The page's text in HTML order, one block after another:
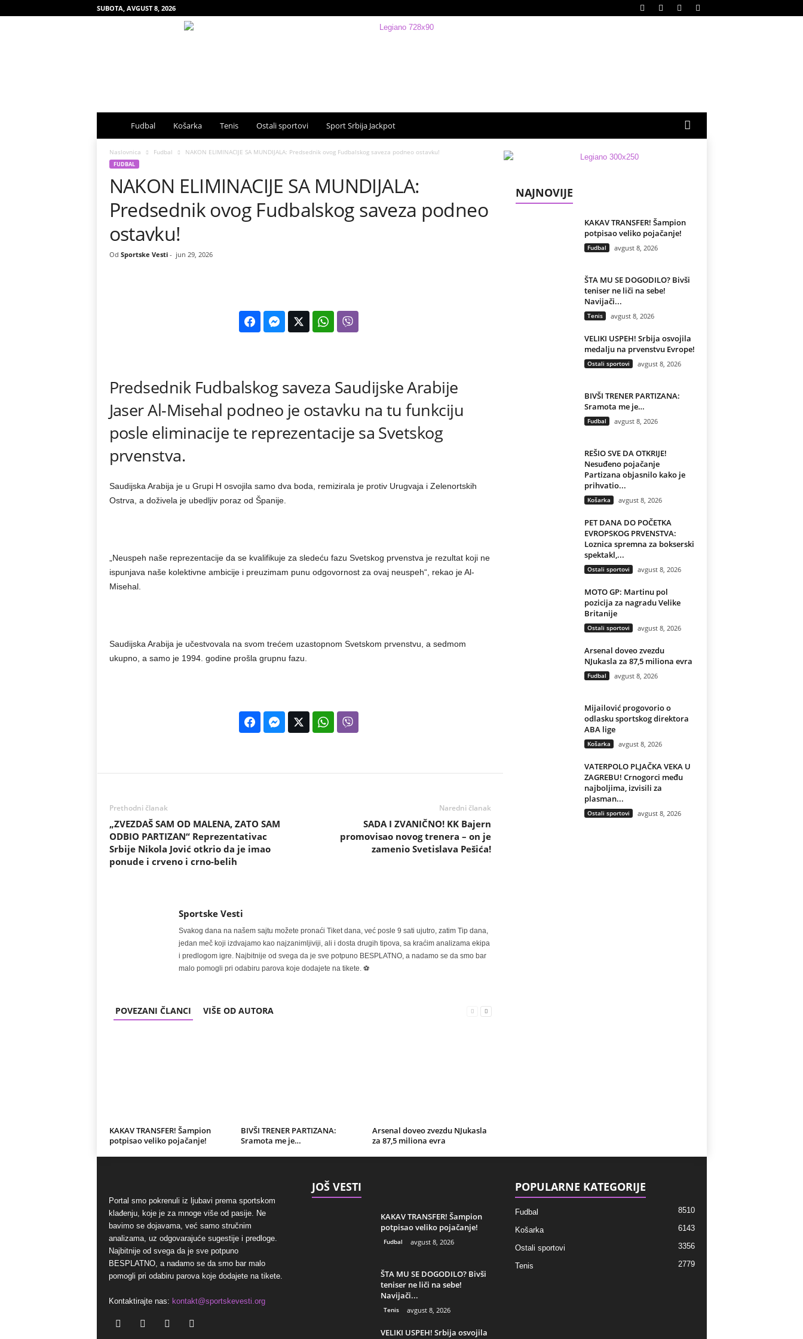
SUBOTA, AVGUST 8, 2026
p
o
t
s
s
t
i
Fudbal Košarka Tenis Ostali sportovi Sport Srbija Jackpot
Naslovnica Fudbal NAKON ELIMINACIJE SA MUNDIJALA: Predsednik ovog Fudbalskog saveza podneo ostavku!
FUDBAL
NAKON ELIMINACIJE SA MUNDIJALA:
Predsednik ovog Fudbalskog saveza podneo
ostavku!
Od Sportske Vesti- jun 29, 2026
Predsednik Fudbalskog saveza Saudijske Arabije
Jaser Al-Misehal podneo je ostavku na tu funkciju
posle eliminacije te reprezentacije sa Svetskog
prvenstva.
Saudijska Arabija je u Grupi H osvojila samo dva boda, remizirala je protiv Urugvaja i Zelenortskih
Ostrva, a doživela je ubedljiv poraz od Španije.
„Neuspeh naše reprezentacije da se kvalifikuje za sledeću fazu Svetskog prvenstva je rezultat koji ne
ispunjava naše kolektivne ambicije i preuzimam punu odgovornost za ovaj neuspeh“, rekao je Al-
Misehal.
Saudijska Arabija je učestvovala na svom trećem uzastopnom Svetskom prvenstvu, a sedmom
ukupno, a samo je 1994. godine prošla grupnu fazu.
Prethodni članak
„ZVEZDAŠ SAM OD MALENA, ZATO SAM
ODBIO PARTIZAN“ Reprezentativac
Srbije Nikola Jović otkrio da je imao
ponude i crveno i crno-belih
Naredni članak
SADA I ZVANIČNO! KK Bajern
promovisao novog trenera – on je
zamenio Svetislava Pešića!
Sportske Vesti
Svakog dana na našem sajtu možete pronaći Tiket dana, već posle 9 sati ujutro, zatim Tip dana,
jedan meč koji izdvajamo kao najzanimljiviji, ali i dosta drugih tipova, sa kraćim analizama ekipa
i predlogom igre. Najbitnije od svega da je sve potpuno BESPLATNO, a nadamo se da smo bar
malo pomogli pri odabiru parova koje dodajete na tikete. ⚽
POVEZANI ČLANCI VIŠE OD AUTORA
KAKAV TRANSFER! Šampion
potpisao veliko pojačanje!
BIVŠI TRENER PARTIZANA:
Sramota me je…
Arsenal doveo zvezdu NJukasla
za 87,5 miliona evra
NAJNOVIJE
KAKAV TRANSFER! Šampion
potpisao veliko pojačanje!
Fudbal avgust 8, 2026
ŠTA MU SE DOGODILO? Bivši
teniser ne liči na sebe!
Navijači...
Tenis avgust 8, 2026
VELIKI USPEH! Srbija osvojila
medalju na prvenstvu Evrope!
Ostali sportovi avgust 8, 2026
BIVŠI TRENER PARTIZANA:
Sramota me je…
Fudbal avgust 8, 2026
REŠIO SVE DA OTKRIJE!
Nesuđeno pojačanje
Partizana objasnilo kako je
prihvatio...
Košarka avgust 8, 2026
PET DANA DO POČETKA
EVROPSKOG PRVENSTVA:
Loznica spremna za bokserski
spektakl,...
Ostali sportovi avgust 8, 2026
MOTO GP: Martinu pol
pozicija za nagradu Velike
Britanije
Ostali sportovi avgust 8, 2026
Arsenal doveo zvezdu
NJukasla za 87,5 miliona evra
Fudbal avgust 8, 2026
Mijailović progovorio o
odlasku sportskog direktora
ABA lige
Košarka avgust 8, 2026
VATERPOLO PLJAČKA VEKA U
ZAGREBU! Crnogorci među
najboljima, izvisili za
plasman...
Ostali sportovi avgust 8, 2026
Portal smo pokrenuli iz ljubavi prema sportskom
klađenju, koje je za mnoge više od pasije. Ne
bavimo se dojavama, već samo stručnim
analizama, uz odgovarajuće sugestije i predloge.
Najbitnije od svega da je sve potpuno
BESPLATNO, a nadamo se da smo bar malo
pomogli pri odabiru parova koje dodajete na tikete.
Kontaktirajte nas: kontakt@sportskevesti.org
JOŠ VESTI
KAKAV TRANSFER! Šampion
potpisao veliko pojačanje!
Fudbal avgust 8, 2026
ŠTA MU SE DOGODILO? Bivši
teniser ne liči na sebe!
Navijači...
Tenis avgust 8, 2026
VELIKI USPEH! Srbija osvojila
POPULARNE KATEGORIJE
Fudbal 8510
Košarka 6143
Ostali sportovi 3356
Tenis 2779